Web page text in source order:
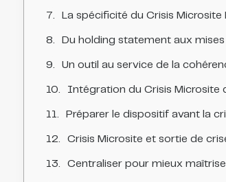
La spécificité du Crisis Microsite
Du holding statement aux
Un outil au service de la
Intégration du Crisis Microsite
Préparer le dispositif avant la
Crisis Microsite et sortie de
Centraliser pour mieux